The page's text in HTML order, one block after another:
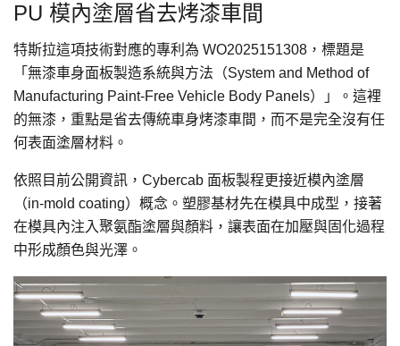
PU 模內塗層省去烤漆車間
特斯拉這項技術對應的專利為 WO2025151308，標題是
「無漆車身面板製造系統與方法（System and Method of
Manufacturing Paint-Free Vehicle Body Panels）」。這裡
的無漆，重點是省去傳統車身烤漆車間，而不是完全沒有任
何表面塗層材料。
依照目前公開資訊，Cybercab 面板製程更接近模內塗層
（in-mold coating）概念。塑膠基材先在模具中成型，接著
在模具內注入聚氨酯塗層與顏料，讓表面在加壓與固化過程
中形成顏色與光澤。